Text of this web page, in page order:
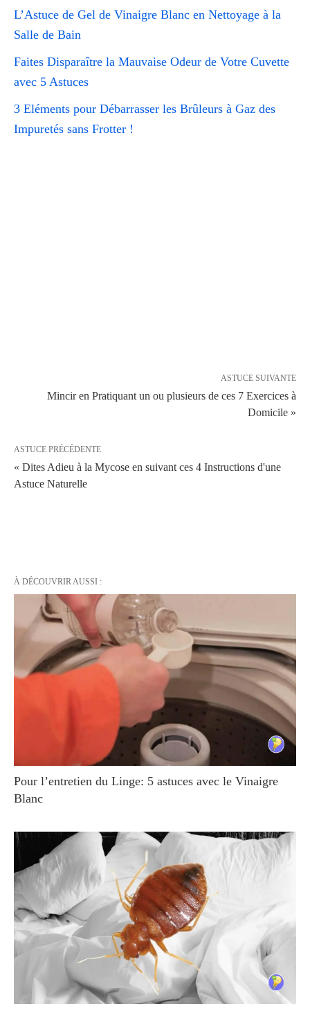
L’Astuce de Gel de Vinaigre Blanc en Nettoyage à la
Salle de Bain
Faites Disparaître la Mauvaise Odeur de Votre Cuvette
avec 5 Astuces
3 Eléments pour Débarrasser les Brûleurs à Gaz des
Impuretés sans Frotter !
ASTUCE SUIVANTE
Mincir en Pratiquant un ou plusieurs de ces 7 Exercices à
Domicile »
ASTUCE PRÉCÉDENTE
« Dites Adieu à la Mycose en suivant ces 4 Instructions d'une
Astuce Naturelle
À DÉCOUVRIR AUSSI :
Pour l’entretien du Linge: 5 astuces avec le Vinaigre
Blanc